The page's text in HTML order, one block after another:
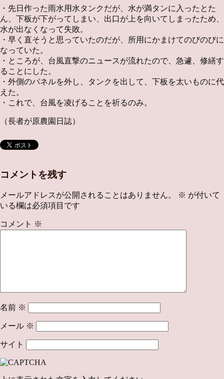
・先日作った雨水用水タンクだが、水が満タンに入ったとた
ん、下板が下がってしまい、出口が上を向いてしまったため、
水が出なくなって失敗。
・早く直そうと思っていたのだが、所用にかまけてのびのびに
なっていた。
・ところが、台風直撃のニュースが流れたので、急遽、修繕す
ることにした。
・外側のパネルを外し、タンクを出して、下板を太いものに代
えた。
・これで、台風を凌げることを祈るのみ。
（長者が原農園日誌）
コメントを残す
メールアドレスが公開されることはありません。 ※ が付いて
いる欄は必須項目です
コメント ※
名前 ※
メール ※
サイト